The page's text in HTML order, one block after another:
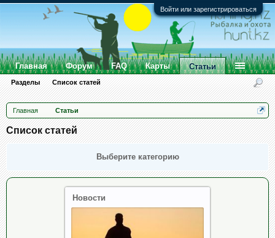
Войти или зарегистрироваться
Главная Статьи
Список статей
Выберите категорию
Новости
Главная Форум FAQ Карты Статьи
Разделы Список статей